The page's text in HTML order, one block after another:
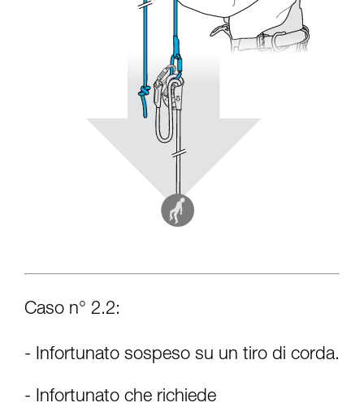
Caso n° 2.2:
- Infortunato sospeso su un tiro di corda.
- Infortunato che richiede